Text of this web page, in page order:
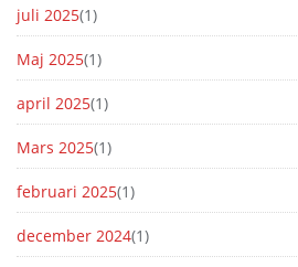
juli 2025(1)
Maj 2025(1)
april 2025(1)
Mars 2025(1)
februari 2025(1)
december 2024(1)